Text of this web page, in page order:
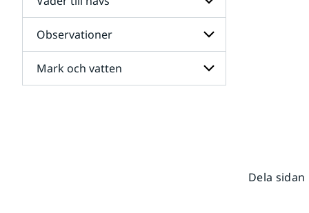
Undersidor
för
Radar
och
satellit
Undersidor
för
Väder
till
havs
Observationer
Undersidor
för
Mark och vatten
Dela sidan